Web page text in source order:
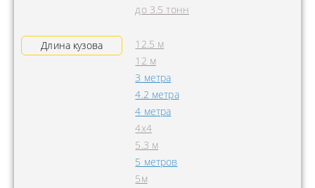
до 3.5 тонн
Длина кузова
12.5 м
12 м
3 метра
4.2 метра
4 метра
4x4
5.3 м
5 метров
5м